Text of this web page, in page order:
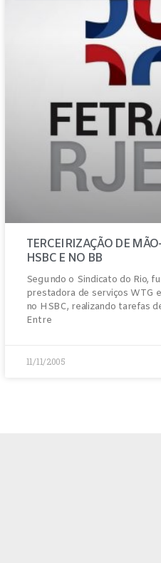
TERCEIRIZAÇÃO DE
HSBC E NO BB
Segundo o Sindicato do Rio,
prestadora de serviços WTG
no HSBC, realizando tarefas
Entre
11/11/2005